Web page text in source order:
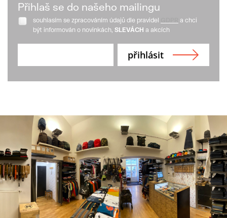
Přihlaš se do našeho mailingu
souhlasím se zpracováním údajů dle pravidel
a chci
být informován o novinkách, SLEVÁCH a akcích